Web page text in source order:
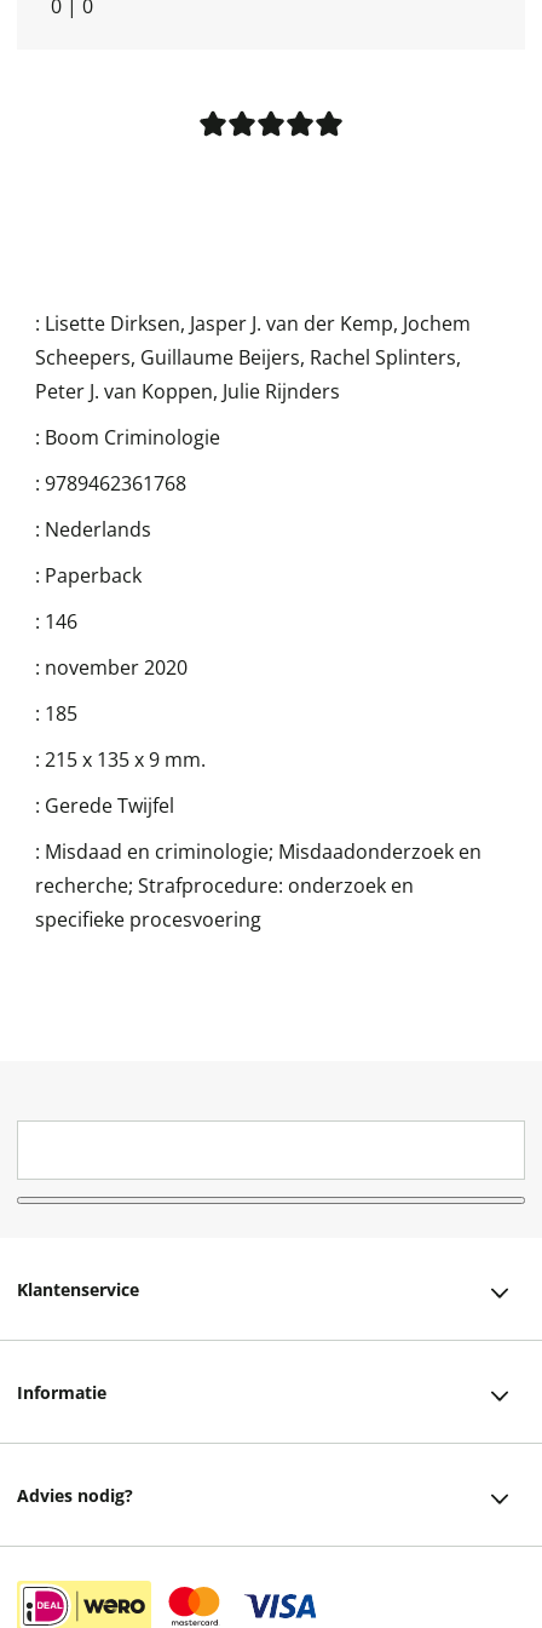
0 | 0
: Lisette Dirksen, Jasper J. van der Kemp, Jochem
Scheepers, Guillaume Beijers, Rachel Splinters,
Peter J. van Koppen, Julie Rijnders
: Boom Criminologie
: 9789462361768
: Nederlands
: Paperback
: 146
: november 2020
: 185
: 215 x 135 x 9 mm.
: Gerede Twijfel
: Misdaad en criminologie; Misdaadonderzoek en
recherche; Strafprocedure: onderzoek en
specifieke procesvoering
Klantenservice
Retourneren
Informatie
Advies nodig?
Instagram